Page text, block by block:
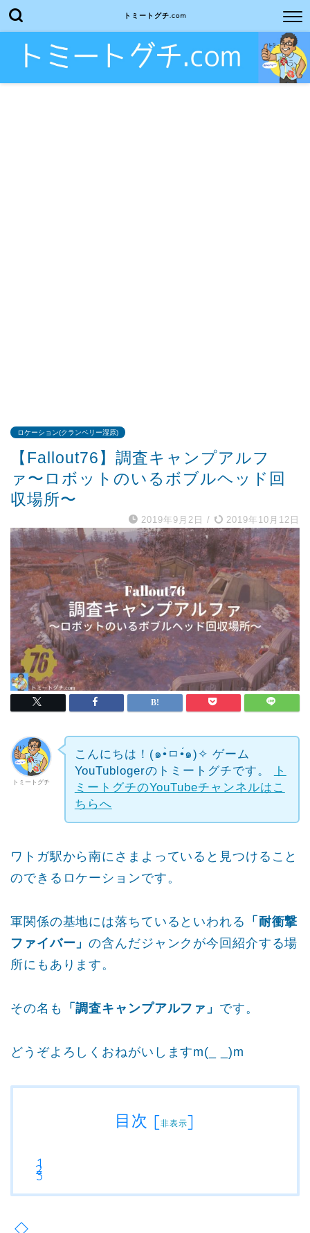
トミートグチ.com
ロケーション(クランベリー湿原)
【Fallout76】調査キャンプアルフ
ァ〜ロボットのいるボブルヘッド回
収場所〜
2019年9月2日 / 2019年10月12日
トミートグチ
こんにちは！(๑•̀ㅁ•́๑)✧ ゲーム
YouTublogerのトミートグチです。
ト
ミートグチのYouTubeチャンネルはこ
ちらへ
ワトガ駅から南にさまよっていると見つけること
のできるロケーションです。
軍関係の基地には落ちているといわれる
「耐衝撃
ファイバー」の含んだジャンクが今回紹介する場
所にもあります。
その名も 「調査キャンプアルファ」 です。
どうぞよろしくおねがいしますm(_ _)m
目次 [非表示]